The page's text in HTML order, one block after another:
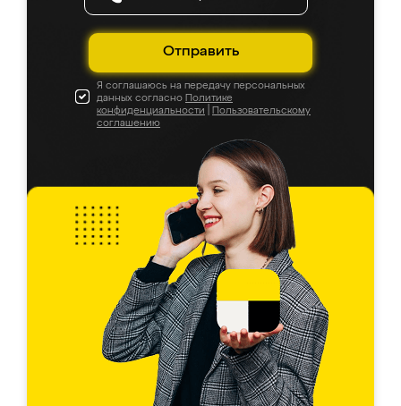
Отправить
Я соглашаюсь на передачу персональных
данных согласно Политике
конфиденциальности
Пользовательскому
соглашению